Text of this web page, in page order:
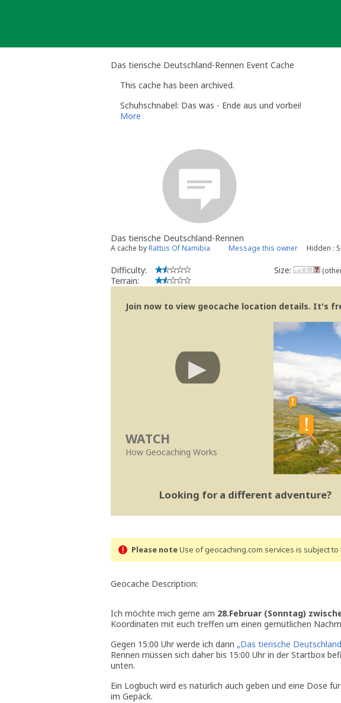
Das tierische Deutschland-Rennen Event Cache
This cache has been archived.
Schuhschnabel: Das was - Ende aus und vorbei!
More
Das tierische Deutschland-Rennen
A cache byRattus Of Namibia Message this owner Hidden :
Difficulty:
Terrain:
Size:
Join now to view geocache location details. It's
WATCH
How Geocaching Works
Looking for a different adventure?
Please noteUse of geocaching.com services is subject
Geocache Description:
Ich möchte mich gerne am 28.Februar (Sonntag)
Koordinaten mit euch treffen um einen gemütlichen
Gegen 15:00 Uhr werde ich dann „Das tierische
Rennen müssen sich daher bis 15:00 Uhr in der Startbox
unten.
Ein Logbuch wird es natürlich auch geben und eine Dose
im Gepäck.